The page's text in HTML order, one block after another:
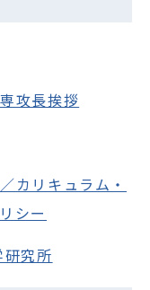
攻長挨拶
カリキュラム・
シー
究所